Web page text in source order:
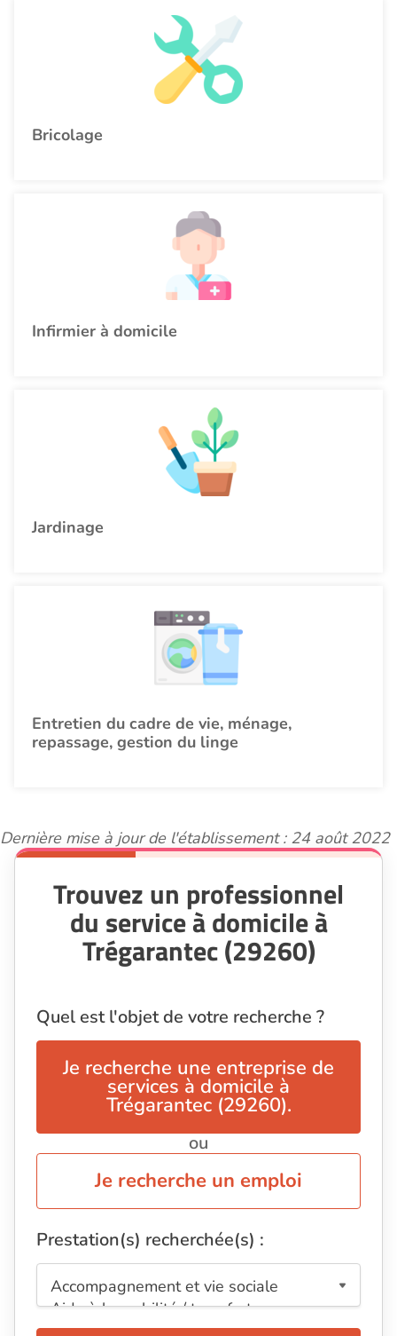
Bricolage
Infirmier à domicile
Jardinage
Entretien du cadre de vie, ménage,
repassage, gestion du linge
Dernière mise à jour de l'établissement : 24 août 2022
Trouvez un professionnel
du service à domicile à
Trégarantec (29260)
Quel est l'objet de votre recherche ?
Je recherche une entreprise de
services à domicile à
Trégarantec (29260).
ou
Je recherche un emploi
Prestation(s) recherchée(s) :